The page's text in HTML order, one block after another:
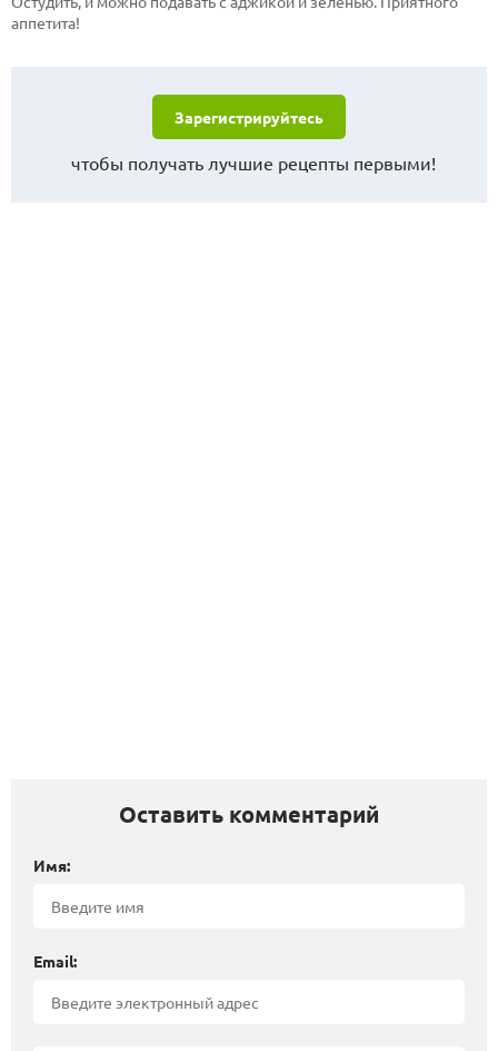
аппетита!
Зарегистрируйтесь
чтобы получать лучшие рецепты первыми!
Оставить комментарий
Имя:
Email: